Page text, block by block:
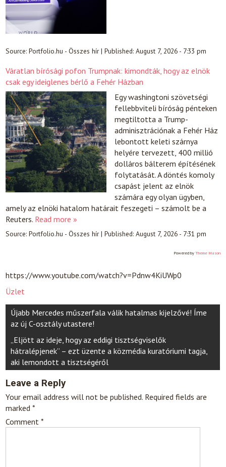
Source:Portfolio.hu - Összes hír|Published:August 7, 2026 - 7:33 pm
Váratlan bírósági pofon Trumpnak: kimondták, hogy az elnök
csak egy ideiglenes bérlő a Fehér Házban
Egy washingtoni szövetségi
fellebbviteli bíróság pénteken
megtiltotta a Trump-
adminisztrációnak a Fehér Ház
lebontott keleti szárnya
helyére tervezett, 400 millió
dolláros bálterem építésének
folytatását. A döntés komoly
csapást jelent az elnök
számára egy olyan ügyben,
amely az elnöki hatalom határait feszegeti – számolt be a
Reuters. Read more »
Source:Portfolio.hu - Összes hír|Published:August 7, 2026 - 7:31 pm
Powered by Theme Mason
https://www.youtube.com/watch?v=Pdnw4KiUWp0
Üzlet
Post
navigation
Újabb Mercedes műszerfala válik hatalmas kijelzővé! Íme
az új C-osztály utastere!
„Eljött az ideje, hogy az eddigi tisztségviselők
hátralépjenek” – ezt üzente a közmédia kuratóriumi tagja,
aki lemondott a tisztségéről
Leave a Reply
Your email address will not be published. Required fields are
marked*
Comment*